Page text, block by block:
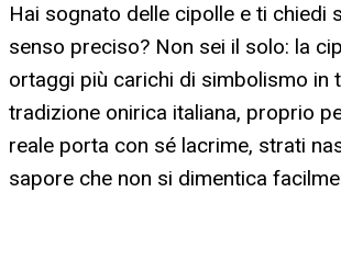
Hai sognato delle cipolle e ti chiedi
senso preciso? Non sei il solo: la
ortaggi più carichi di simbolismo in
tradizione onirica italiana, proprio
reale porta con sé lacrime, strati
sapore che non si dimentica